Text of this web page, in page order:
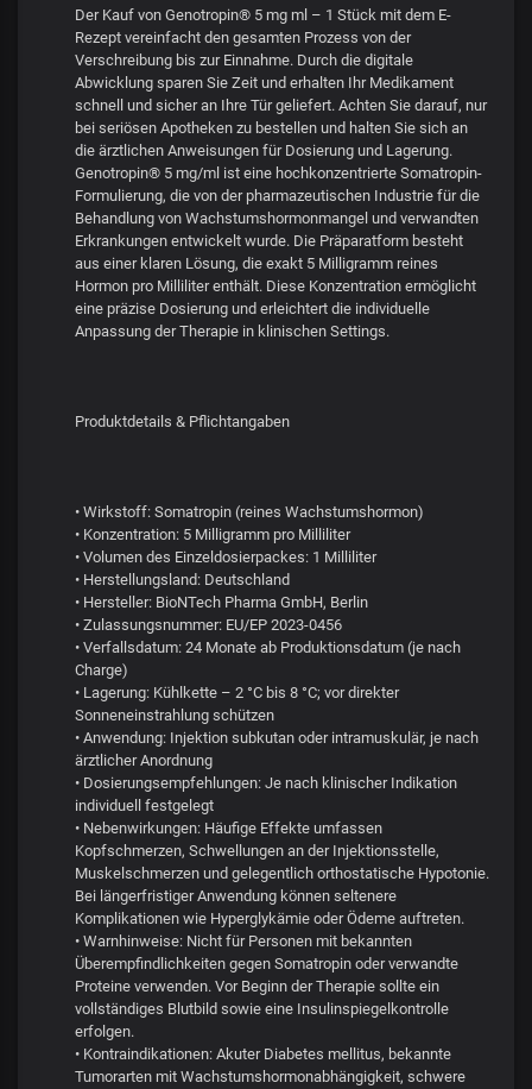
Der Kauf von Genotropin® 5 mg ml – 1 Stück mit dem E-
Rezept vereinfacht den gesamten Prozess von der
Verschreibung bis zur Einnahme. Durch die digitale
Abwicklung sparen Sie Zeit und erhalten Ihr Medikament
schnell und sicher an Ihre Tür geliefert. Achten Sie darauf, nur
bei seriösen Apotheken zu bestellen und halten Sie sich an
die ärztlichen Anweisungen für Dosierung und Lagerung.
Genotropin® 5 mg/ml ist eine hochkonzentrierte Somatropin-
Formulierung, die von der pharmazeutischen Industrie für die
Behandlung von Wachstumshormonmangel und verwandten
Erkrankungen entwickelt wurde. Die Präparatform besteht
aus einer klaren Lösung, die exakt 5 Milligramm reines
Hormon pro Milliliter enthält. Diese Konzentration ermöglicht
eine präzise Dosierung und erleichtert die individuelle
Anpassung der Therapie in klinischen Settings.
Produktdetails & Pflichtangaben
• Wirkstoff: Somatropin (reines Wachstumshormon)
• Konzentration: 5 Milligramm pro Milliliter
• Volumen des Einzeldosierpackes: 1 Milliliter
• Herstellungsland: Deutschland
• Hersteller: BioNTech Pharma GmbH, Berlin
• Zulassungsnummer: EU/EP 2023-0456
• Verfallsdatum: 24 Monate ab Produktionsdatum (je nach
Charge)
• Lagerung: Kühlkette – 2 °C bis 8 °C; vor direkter
Sonneneinstrahlung schützen
• Anwendung: Injektion subkutan oder intramuskulär, je nach
ärztlicher Anordnung
• Dosierungsempfehlungen: Je nach klinischer Indikation
individuell festgelegt
• Nebenwirkungen: Häufige Effekte umfassen
Kopfschmerzen, Schwellungen an der Injektionsstelle,
Muskelschmerzen und gelegentlich orthostatische Hypotonie.
Bei längerfristiger Anwendung können seltenere
Komplikationen wie Hyperglykämie oder Ödeme auftreten.
• Warnhinweise: Nicht für Personen mit bekannten
Überempfindlichkeiten gegen Somatropin oder verwandte
Proteine verwenden. Vor Beginn der Therapie sollte ein
vollständiges Blutbild sowie eine Insulinspiegelkontrolle
erfolgen.
• Kontraindikationen: Akuter Diabetes mellitus, bekannte
Tumorarten mit Wachstumshormonabhängigkeit, schwere